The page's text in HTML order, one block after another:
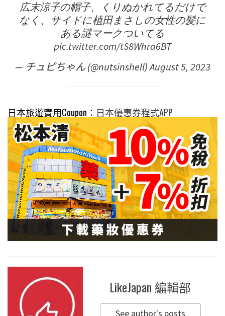
広末涼子の帽子、くりぬかれてるだけで
なく、サイドに植田まさしの女性の髪に
ある謎マークついてる
pic.twitter.com/tS8Whra6BT
— チュピちゃん (@nutsinshell)August 5, 2023
日本旅遊實用Coupon： 日本優惠券程式APP
LikeJapan 編輯部
See author's posts